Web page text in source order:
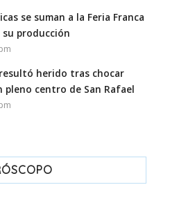
se suman a la Feria Franca
su producción
herido tras chocar
centro de San Rafael